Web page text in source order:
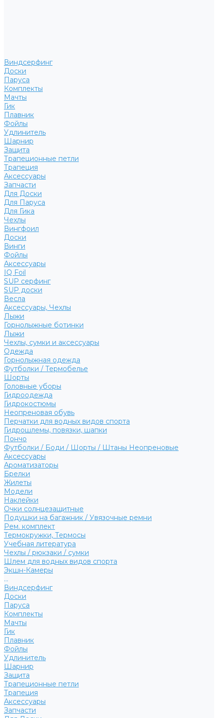
Виндсерфинг
Доски
Паруса
Комплекты
Мачты
Гик
Плавник
Фойлы
Удлинитель
Шарнир
Защита
Трапеционные петли
Трапеция
Аксессуары
Запчасти
Для Доски
Для Паруса
Для Гика
Чехлы
Вингфоил
Доски
Винги
Фойлы
Аксессуары
IQ Foil
SUP серфинг
SUP доски
Весла
Аксессуары, Чехлы
Лыжи
Горнолыжные ботинки
Лыжи
Чехлы, сумки и аксессуары
Одежда
Горнолыжная одежда
Футболки / Термобелье
Шорты
Головные уборы
Гидроодежда
Гидрокостюмы
Неопреновая обувь
Перчатки для водных видов спорта
Гидрошлемы, повязки, шапки
Пончо
Футболки / Боди / Шорты / Штаны Неопреновые
Аксессуары
Ароматизаторы
Брелки
Жилеты
Модели
Наклейки
Очки солнцезащитные
Подушки на багажник / Увязочные ремни
Рем. комплект
Термокружки, Термосы
Учебная литература
Чехлы / рюкзаки / сумки
Шлем для водных видов спорта
Экшн-Камеры
...
Виндсерфинг
Доски
Паруса
Комплекты
Мачты
Гик
Плавник
Фойлы
Удлинитель
Шарнир
Защита
Трапеционные петли
Трапеция
Аксессуары
Запчасти